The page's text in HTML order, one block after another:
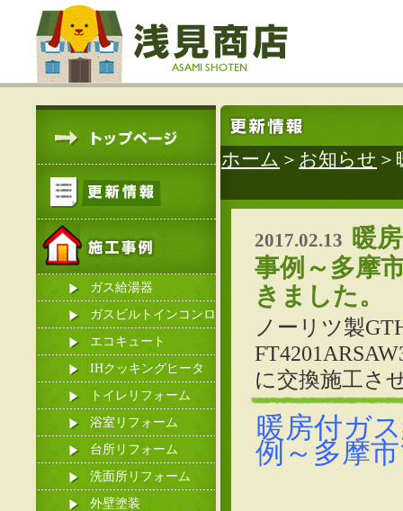
ガス給湯器
ガスビルトインコンロ
エコキュート
IHクッキングヒータ
ー
トイレリフォーム
浴室リフォーム
台所リフォーム
洗面所リフォーム
外壁塗装
ホーム ＞ お知らせ
2017.02.13
暖
事例～多摩
きました。
ノーリツ製
に交換施工さ
暖房付ガ
例～多摩